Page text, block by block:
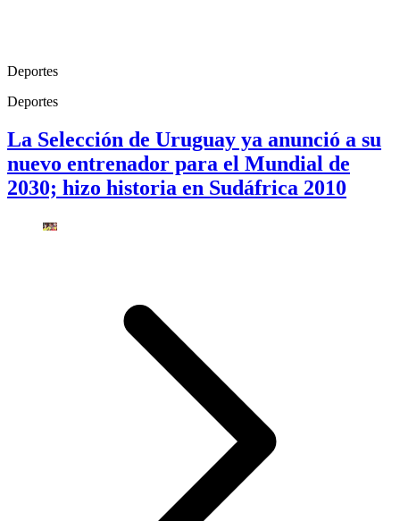
Deportes
Deportes
La Selección de Uruguay ya anunció a su
nuevo entrenador para el Mundial de
2030; hizo historia en Sudáfrica 2010